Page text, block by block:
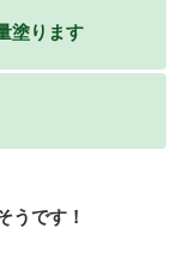
塗ります
うです！